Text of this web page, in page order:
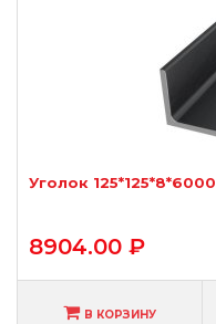
Уголок 125*125*8*6000
8904.00 ₽
В КОРЗИНУ